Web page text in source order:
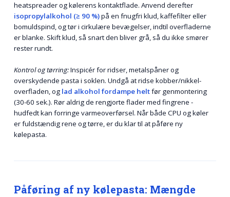
heatspreader og kølerens kontaktflade. Anvend derefter
isopropylalkohol (≥ 90 %)på en fnugfri klud, kaffefilter eller
bomuldspind, og tør i cirkulære bevægelser, indtil overfladerne
er blanke. Skift klud, så snart den bliver grå, så du ikke smører
rester rundt.
Kontrol og tørring:Inspicér for ridser, metalspåner og
overskydende pasta i soklen. Undgå at ridse kobber/nikkel­
overfladen, og lad alkohol fordampe heltfør genmontering
(30-60 sek.). Rør aldrig de rengjorte flader med fingrene -
hudfedt kan forringe varmeoverførsel. Når både CPU og køler
er fuldstændig rene og tørre, er du klar til at påføre ny
kølepasta.
Påføring af ny kølepasta: Mængde